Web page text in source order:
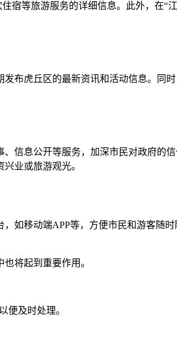
宿等旅游服务的详细信息。此外，在“
布虎丘区的最新资讯和活动信息。同
信息公开等服务，加深市民对政府的
业或旅游观光。
如移动端APP等，方便市民和游客随
将起到重要作用。
便及时处理。